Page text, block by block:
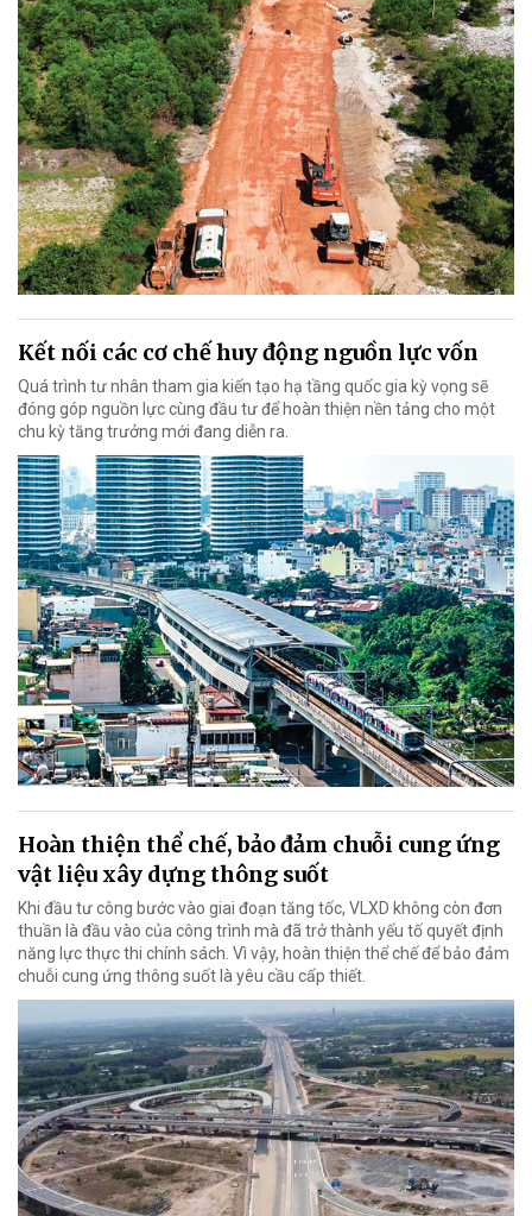
Kết nối các cơ chế huy động nguồn lực vốn
Quá trình tư nhân tham gia kiến tạo hạ tầng quốc gia kỳ vọng sẽ
đóng góp nguồn lực cùng đầu tư để hoàn thiện nền tảng cho một
chu kỳ tăng trưởng mới đang diễn ra.
Hoàn thiện thể chế, bảo đảm chuỗi cung ứng
vật liệu xây dựng thông suốt
Khi đầu tư công bước vào giai đoạn tăng tốc, VLXD không còn đơn
thuần là đầu vào của công trình mà đã trở thành yếu tố quyết định
năng lực thực thi chính sách. Vì vậy, hoàn thiện thể chế để bảo đảm
chuỗi cung ứng thông suốt là yêu cầu cấp thiết.